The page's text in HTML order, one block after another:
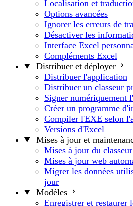
Localisation et
Options avancées
Ignorer les erreurs de
Désactiver les
Interface Excel
Compléments Excel
Distribuer et déployer
Distribuer l'application
Distribuer un classeur
Signer numériquement
Créer un programme
Compiler l'EXE selon
Versions d'Excel
Mises à jour et
Mises à jour du classeur
Mises à jour web
Migrer les données
jour
Modèles
Enregistrer et restaurer